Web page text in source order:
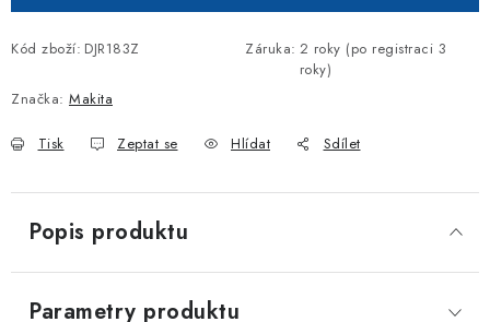
Kód zboží: DJR183Z Záruka: 2 roky (po registraci 3
roky)
Značka: Makita
Tisk Zeptat se Hlídat Sdílet
Popis produktu
Parametry produktu